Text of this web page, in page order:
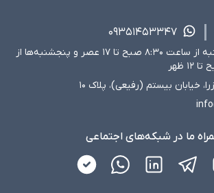
۰۹۳۵۱۴۵۳۳۴۷
شنبه تا چهارشنبه از ساعت ۸:۳۰ صبح تا ۱۷ عصر و پنجشنبه‌ها از
خیابان بیستم (رفیعی)، پلاک ۱۰
ما در شبکه‌های اجتماعی